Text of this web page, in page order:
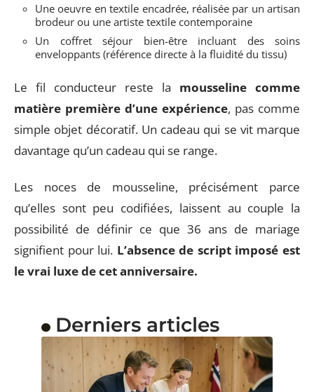
Une oeuvre en textile encadrée, réalisée par un artisan
brodeur ou une artiste textile contemporaine
Un coffret séjour bien-être incluant des soins
enveloppants (référence directe à la fluidité du tissu)
Le fil conducteur reste la mousseline comme
matière première d’une expérience, pas comme
simple objet décoratif. Un cadeau qui se vit marque
davantage qu’un cadeau qui se range.
Les noces de mousseline, précisément parce
qu’elles sont peu codifiées, laissent au couple la
possibilité de définir ce que 36 ans de mariage
signifient pour lui. L’absence de script imposé est
le vrai luxe de cet anniversaire.
Derniers articles